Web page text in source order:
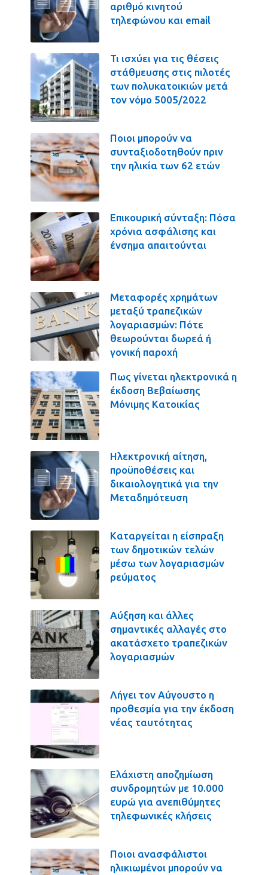
αριθμό κινητού
τηλεφώνου και email
Τι ισχύει για τις θέσεις
στάθμευσης στις πιλοτές
των πολυκατοικιών μετά
τον νόμο 5005/2022
Ποιοι μπορούν να
συνταξιοδοτηθούν πριν
την ηλικία των 62 ετών
Επικουρική σύνταξη: Πόσα
χρόνια ασφάλισης και
ένσημα απαιτούνται
Μεταφορές χρημάτων
μεταξύ τραπεζικών
λογαριασμών: Πότε
θεωρούνται δωρεά ή
γονική παροχή
Πως γίνεται ηλεκτρονικά η
έκδοση Βεβαίωσης
Μόνιμης Κατοικίας
Ηλεκτρονική αίτηση,
προϋποθέσεις και
δικαιολογητικά για την
Μεταδημότευση
Καταργείται η είσπραξη
των δημοτικών τελών
μέσω των λογαριασμών
ρεύματος
Αύξηση και άλλες
σημαντικές αλλαγές στο
ακατάσχετο τραπεζικών
λογαριασμών
Λήγει τον Αύγουστο η
προθεσμία για την έκδοση
νέας ταυτότητας
Ελάχιστη αποζημίωση
συνδρομητών με 10.000
ευρώ για ανεπιθύμητες
τηλεφωνικές κλήσεις
Ποιοι ανασφάλιστοι
ηλικιωμένοι μπορούν να